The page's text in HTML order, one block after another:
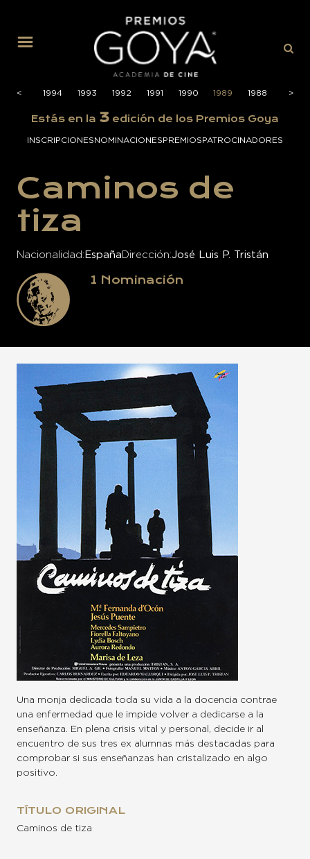
<
<
1995 1994 1993 1992 1991 1990 1989 1988 1987
>
>
Estás en la 3 edición de los Premios Goya
INSCRIPCIONESNOMINACIONESPREMIOSPATROCINADORES
Caminos de
tiza
Nacionalidad España Dirección José Luis P. Tristán
1 Nominación
Una monja dedicada toda su vida a la docencia contrae
una enfermedad que le impide volver a dedicarse a la
enseñanza. En plena crisis vital y personal, decide ir al
encuentro de sus tres ex alumnas más destacadas para
comprobar si sus enseñanzas han cristalizado en algo
positivo.
TÍTULO ORIGINAL
Caminos de tiza